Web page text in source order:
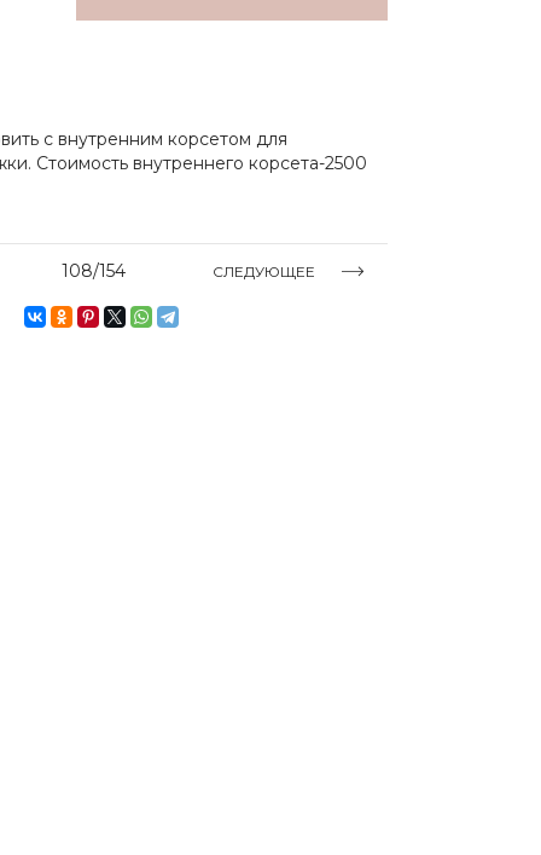
с внутренним корсетом для
Стоимость внутреннего корсета-2500
108/154 СЛЕДУЮЩЕЕ